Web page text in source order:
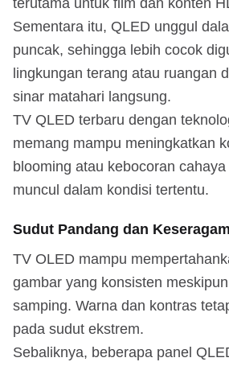
Sementara itu, QLED unggul
puncak, sehingga lebih cocok
lingkungan terang atau ruangan
sinar matahari langsung.
TV QLED terbaru dengan
memang mampu meningkatkan
blooming atau kebocoran
muncul dalam kondisi tertentu.
Sudut Pandang dan
TV OLED mampu
gambar yang konsisten
samping. Warna dan kontras
pada sudut ekstrem.
Sebaliknya, beberapa panel